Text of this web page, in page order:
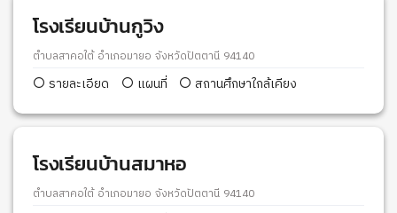
โรงเรียนบ้านกูวิง
ตำบลสาคอใต้ อำเภอมายอ จังหวัดปัตตานี 94140
รายละเอียด แผนที่ สถานศึกษาใกล้เคียง
โรงเรียนบ้านสมาหอ
ตำบลสาคอใต้ อำเภอมายอ จังหวัดปัตตานี 94140